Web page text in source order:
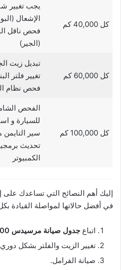
كل 40,000 كم
يجب تغيير
الإشعال
فحص ناقل
(الجير)
كل 60,000 كم
تبديل زيت
تغيير فلتر
فحص نظام
كل 100,000 كم
الفحص
للسيارة و
سير التايمن
تحديث
الكمبيوتر
إليك أهم النصائح التي تساعدك على
في أفضل حالاتها لمواصلة القيادة
اتباع جدول صيانة مرسيدس
تغيير الزيت والفلتر بشكل
صيانة الفرامل.